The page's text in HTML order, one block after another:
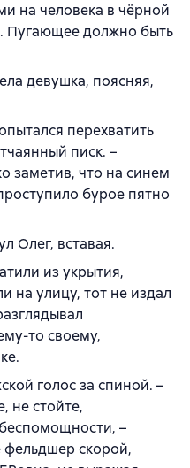
на человека в чёрной
Пугающее должно быть
девушка, поясняя,
перехватить
писк. –
заметив, что на синем
бурое пятно
Олег, вставая.
из укрытия,
на улицу, тот не издал
то своему,
голос за спиной. –
не стойте,
–
скорой,